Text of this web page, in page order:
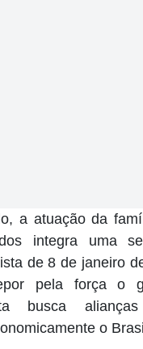
a atuação da
integra uma
de 8 de janeiro
pela força o
busca
o